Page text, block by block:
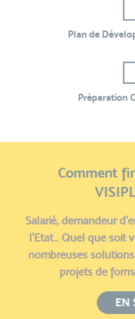
Plan de
Préparation
Comment
Salarié, demandeur
l’Etat… Quel que soit
nombreuses
projets de
EN